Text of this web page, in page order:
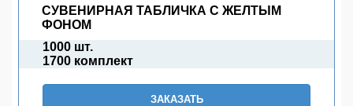
СУВЕНИРНАЯ ТАБЛИЧКА С ЖЕЛТЫМ
ФОНОМ
1000 шт.
1700 комплект
ЗАКАЗАТЬ